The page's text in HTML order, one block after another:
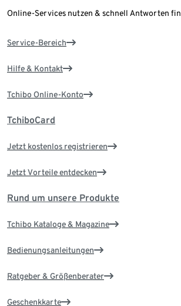
Online-Services nutzen & schnell Antworten
Service-Bereich
Hilfe & Kontakt
Tchibo Online-Konto
TchiboCard
Jetzt kostenlos registrieren
Jetzt Vorteile entdecken
Rund um unsere Produkte
Tchibo Kataloge & Magazine
Bedienungsanleitungen
Ratgeber & Größenberater
Geschenkkarte